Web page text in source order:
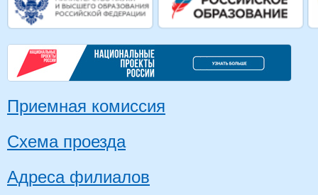
Приемная комиссия
Схема проезда
Адреса филиалов